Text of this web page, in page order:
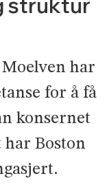
struktur
har
for å få
konsernet
Boston